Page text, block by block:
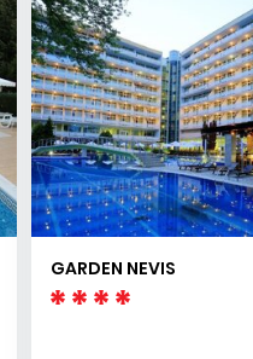
GARDEN NEVIS